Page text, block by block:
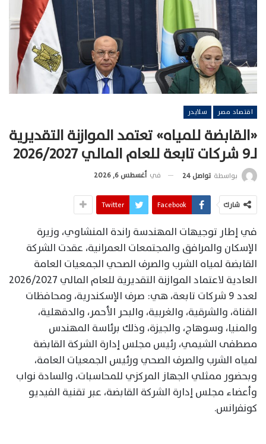
اقتصاد مصر سلايدر
«القابضة للمياه» تعتمد الموازنة التقديرية
لـ9 شركات تابعة للعام المالي 2026/2027
بواسطة تواصل 24 في أغسطس 6, 2026
شارك Facebook
Twitter
في إطار توجيهات المهندسة راندة المنشاوي، وزيرة
الإسكان والمرافق والمجتمعات العمرانية، عقدت الشركة
القابضة لمياه الشرب والصرف الصحي الجمعيات العامة
العادية لاعتماد الموازنة التقديرية للعام المالي 2026/2027
لعدد 9 شركات تابعة، هي: صرف الإسكندرية، ومحافظات
القناة، والشرقية، والغربية، والبحر الأحمر، والدقهلية،
والمنيا، وسوهاج، والجيزة، وذلك برئاسة المهندس
مصطفى الشيمي، رئيس مجلس إدارة الشركة القابضة
لمياه الشرب والصرف الصحي ورئيس الجمعيات العامة،
وبحضور ممثلي الجهاز المركزي للمحاسبات، والسادة نواب
وأعضاء مجلس إدارة الشركة القابضة، عبر تقنية الفيديو
كونفرانس.